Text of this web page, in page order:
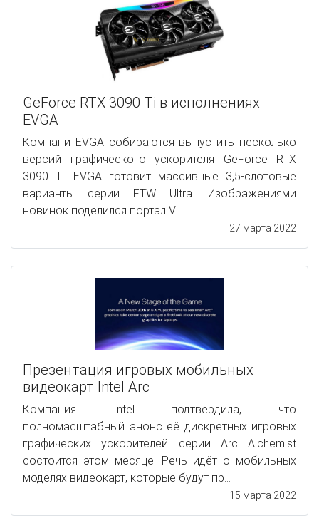
GeForce RTX 3090 Ti в исполнениях
EVGA
Компани EVGA собираются выпустить несколько
версий графического ускорителя GeForce RTX
3090 Ti. EVGA готовит массивные 3,5-слотовые
варианты серии FTW Ultra. Изображениями
новинок поделился портал Vi...
27 марта 2022
Презентация игровых мобильных
видеокарт Intel Arc
Компания Intel подтвердила, что
полномасштабный анонс её дискретных игровых
графических ускорителей серии Arc Alchemist
состоится этом месяце. Речь идёт о мобильных
моделях видеокарт, которые будут пр...
15 марта 2022